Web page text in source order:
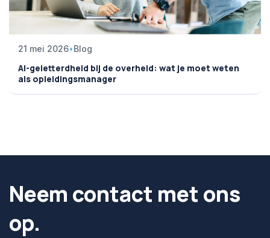
21 mei 2026•Blog
AI-geletterdheid bij de overheid: wat je moet weten
als opleidingsmanager
Neem contact met ons
op.